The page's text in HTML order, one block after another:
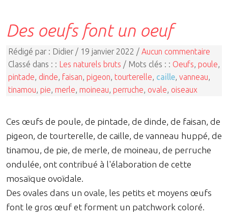
Des oeufs font un oeuf
Rédigé par : Didier / 19 janvier 2022 / Aucun commentaire
Classé dans : : Les naturels bruts / Mots clés : : Oeufs, poule,
pintade, dinde, faisan, pigeon, tourterelle, caille, vanneau,
tinamou, pie, merle, moineau, perruche, ovale, oiseaux
Ces œufs de poule, de pintade, de dinde, de faisan, de
pigeon, de tourterelle, de caille, de vanneau huppé, de
tinamou, de pie, de merle, de moineau, de perruche
ondulée, ont contribué à l'élaboration de cette
mosaïque ovoïdale.
Des ovales dans un ovale, les petits et moyens œufs
font le gros œuf et forment un patchwork coloré.